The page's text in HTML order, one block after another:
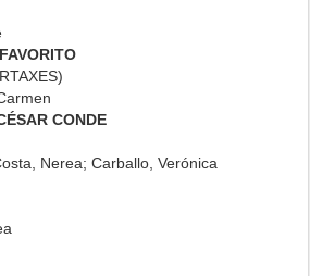
CONDE
Nerea; Carballo, Verónica